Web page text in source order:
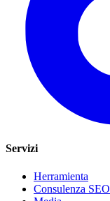
Servizi
Herramienta
Consulenza SEO